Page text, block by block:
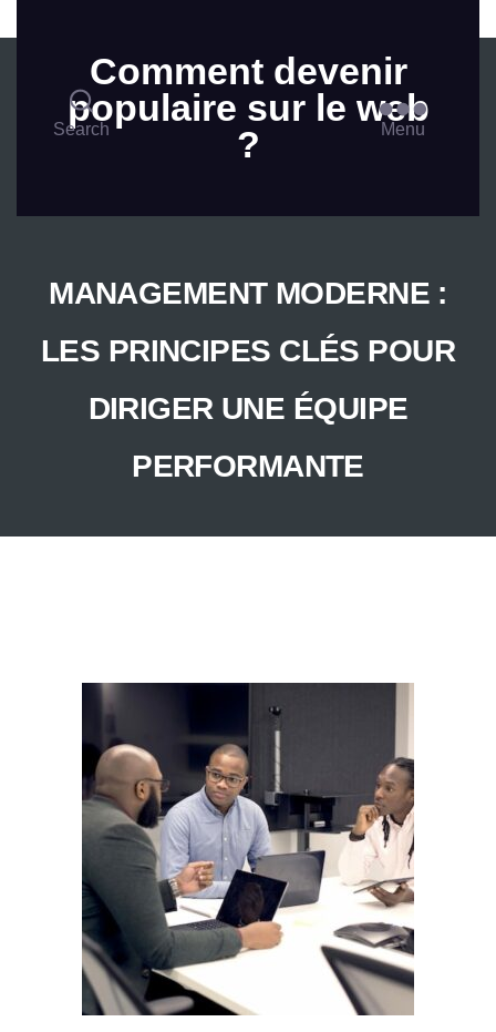
Search
Comment devenir
populaire sur le web
?
Menu
MANAGEMENT MODERNE :
LES PRINCIPES CLÉS POUR
DIRIGER UNE ÉQUIPE
PERFORMANTE
26 SEPTEMBRE, 2023